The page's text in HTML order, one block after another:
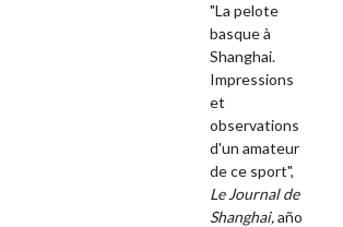
"La pelote
basque à
Shanghai.
Impressions
et
observations
d'un amateur
de ce sport",
Le Journal de
Shanghai,año